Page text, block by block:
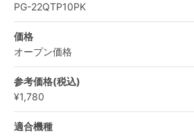
PG-22QTP10PK
価格
オープン価格
参考価格(税込)
¥1,780
適合機種